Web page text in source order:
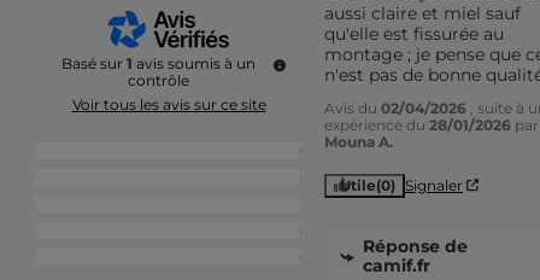
Basé sur 1 avis soumis à un
contrôle
Voir tous les avis sur ce site
0
0
0
0
aussi claire et miel sauf
qu'elle est fissurée au
montage ; je pense que
n'est pas de bonne
Avis du 02/04/2026
, suite à
expérience du 28/01/2026 par
Mouna A.
Utile(0) Signaler
Réponse de
camif.fr